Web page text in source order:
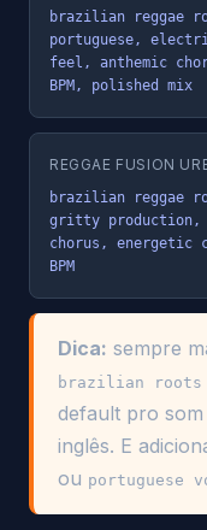
brazilian reggae
portuguese,
feel, anthemic
BPM, polished mix
REGGAE FUSION
brazilian reggae
gritty production,
chorus, energetic
BPM
Dica: sempre
brazilian roots
default pro
inglês. E
ou portuguese